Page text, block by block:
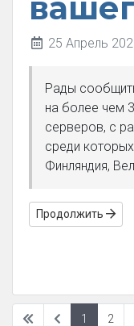
25 Апрель
Рады
на более чем
серверов, с
среди
Финляндия,
Продолжить
1 2